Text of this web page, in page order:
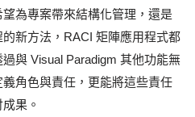
為專案帶來結構化管理，還是
新方法，RACI 矩陣應用程式都
與 Visual Paradigm 其他功能無
角色與責任，更能將這些責任
果。